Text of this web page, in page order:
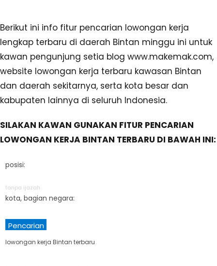
Berikut ini info fitur pencarian lowongan kerja
lengkap terbaru di daerah Bintan minggu ini untuk
kawan pengunjung setia blog www.makemak.com,
website lowongan kerja terbaru kawasan Bintan
dan daerah sekitarnya, serta kota besar dan
kabupaten lainnya di seluruh Indonesia.
SILAKAN KAWAN GUNAKAN FITUR PENCARIAN
LOWONGAN KERJA BINTAN TERBARU DI BAWAH INI:
posisi:
tanpa ijazah
kota, bagian negara:
Pencarian
lowongan kerja Bintan terbaru